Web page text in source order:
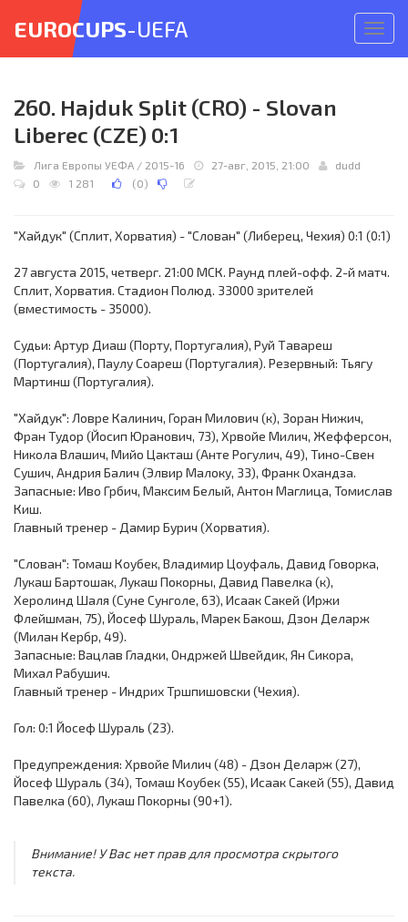
меню
EUROCUPS-UEFA
260. Hajduk Split (CRO) - Slovan
Liberec (CZE) 0:1
Лига Европы УЕФА / 2015-16 27-авг, 2015, 21:00
dudd
0
1 281 (0)
"Хайдук" (Сплит, Хорватия) - "Слован" (Либерец, Чехия) 0:1 (0:1)
27 августа 2015, четверг. 21:00 МСК. Раунд плей-офф. 2-й матч.
Сплит, Хорватия. Стадион Полюд. 33000 зрителей
(вместимость - 35000).
Судьи: Артур Диаш (Порту, Португалия), Руй Тавареш
(Португалия), Паулу Соареш (Португалия). Резервный: Тьягу
Мартинш (Португалия).
"Хайдук": Ловре Калинич, Горан Милович (к), Зоран Нижич,
Фран Тудор (Йосип Юранович, 73), Хрвойе Милич, Жефферсон,
Никола Влашич, Мийо Цакташ (Анте Рогулич, 49), Тино-Свен
Сушич, Андрия Балич (Элвир Малоку, 33), Франк Охандза.
Запасные: Иво Грбич, Максим Белый, Антон Маглица, Томислав
Киш.
Главный тренер - Дамир Бурич (Хорватия).
"Слован": Томаш Коубек, Владимир Цоуфаль, Давид Говорка,
Лукаш Бартошак, Лукаш Покорны, Давид Павелка (к),
Херолинд Шаля (Суне Сунголе, 63), Исаак Сакей (Иржи
Флейшман, 75), Йосеф Шураль, Марек Бакош, Дзон Деларж
(Милан Кербр, 49).
Запасные: Вацлав Гладки, Ондржей Швейдик, Ян Сикора,
Михал Рабушич.
Главный тренер - Индрих Тршпишовски (Чехия).
Гол: 0:1 Йосеф Шураль (23).
Предупреждения: Хрвойе Милич (48) - Дзон Деларж (27),
Йосеф Шураль (34), Томаш Коубек (55), Исаак Сакей (55), Давид
Павелка (60), Лукаш Покорны (90+1).
Внимание! У Вас нет прав для просмотра скрытого
текста.